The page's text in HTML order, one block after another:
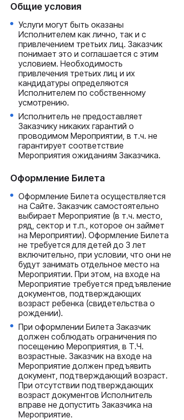
Общие условия
Услуги могут быть оказаны
Исполнителем как лично, так и с
привлечением третьих лиц. Заказчик
понимает это и соглашается с этим
условием. Необходимость
привлечения третьих лиц и их
кандидатуры определяются
Исполнителем по собственному
усмотрению.
Исполнитель не предоставляет
Заказчику никаких гарантий о
проводимом Мероприятии, в т.ч. не
гарантирует соответствие
Мероприятия ожиданиям Заказчика.
Оформление Билета
Оформление Билета осуществляется
на Сайте. Заказчик самостоятельно
выбирает Мероприятие (в т.ч. место,
ряд, сектор и т.п., которое он займет
на Мероприятии). Оформление Билета
не требуется для детей до 3 лет
включительно, при условии, что они не
будут занимать отдельное место на
Мероприятии. При этом, на входе на
Мероприятие требуется предъявление
документов, подтверждающих
возраст ребенка (свидетельства о
рождении).
При оформлении Билета Заказчик
должен соблюдать ограничения по
посещению Мероприятия, в Т.Ч.
возрастные. Заказчик на входе на
Мероприятие должен предъявить
документ, подтверждающий возраст.
При отсутствии подтверждающих
возраст документов Исполнитель
вправе не допустить Заказчика на
Мероприятие.